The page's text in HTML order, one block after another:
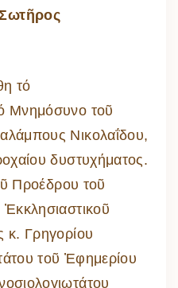
τό
Μνημόσυνο τοῦ
Νικολαΐδου,
δυστυχήματος.
Προέδρου τοῦ
κ. Γρηγορίου
τοῦ Ἐφημερίου